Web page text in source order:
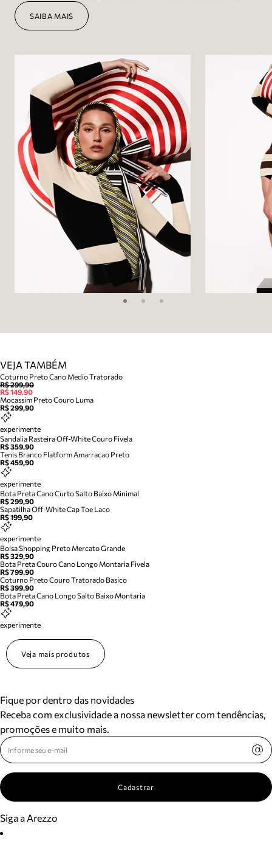
SAIBA MAIS
VEJA TAMBÉM
Coturno Preto Cano Medio Tratorado
R$ 299,90
R$ 149,90
Mocassim Preto Couro Luma
R$ 299,90
experimente
Sandalia Rasteira Off-White Couro Fivela
R$ 359,90
Tenis Branco Flatform Amarracao Preto
R$ 459,90
experimente
Bota Preta Cano Curto Salto Baixo Minimal
R$ 299,90
Sapatilha Off-White Cap Toe Laco
R$ 199,90
experimente
Bolsa Shopping Preto Mercato Grande
R$ 329,90
Bota Preta Couro Cano Longo Montaria Fivela
R$ 799,90
Coturno Preto Couro Tratorado Basico
R$ 399,90
Bota Preta Cano Longo Salto Baixo Montaria
R$ 479,90
experimente
Veja mais produtos
Fique por dentro das novidades
Receba com exclusividade a nossa newsletter com tendências,
promoções e muito mais.
Cadastrar
Siga a Arezzo